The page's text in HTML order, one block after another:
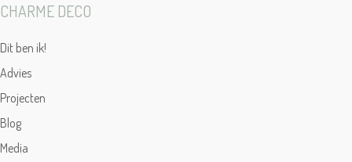
CHARME DECO
Dit ben ik!
Advies
Projecten
Blog
Media